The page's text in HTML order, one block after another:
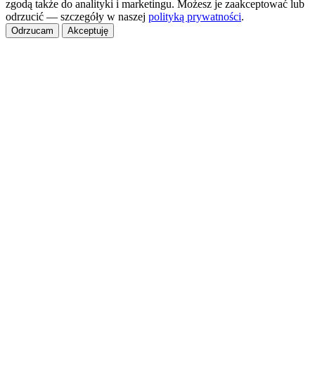
zgodą także do analityki i marketingu. Możesz je zaakceptować lub
odrzucić — szczegóły w naszej polityką prywatności.
Odrzucam Akceptuję